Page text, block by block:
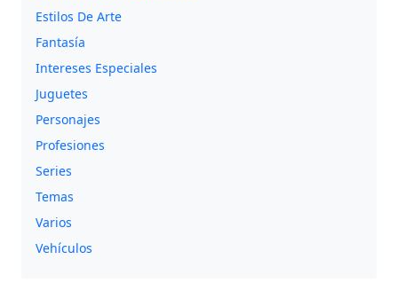
Estilos De Arte
Fantasía
Intereses Especiales
Juguetes
Personajes
Profesiones
Series
Temas
Varios
Vehículos